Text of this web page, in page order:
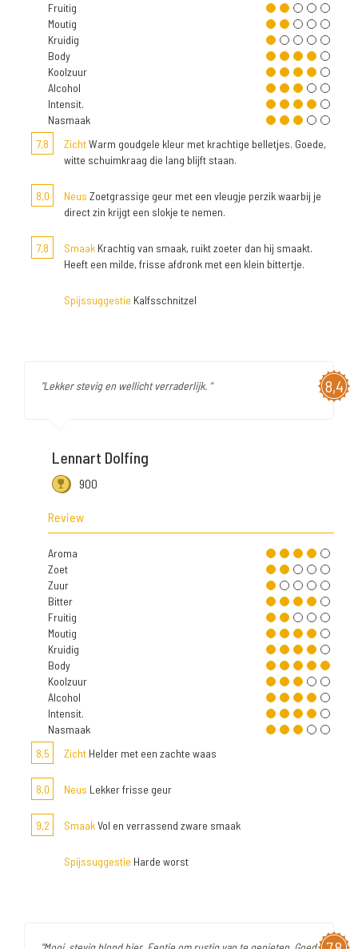
Fruitig
Moutig
Kruidig
Body
Koolzuur
Alcohol
Intensit.
Nasmaak
7,8
ZichtWarm goudgele kleur met krachtige belletjes. Goede,
witte schuimkraag die lang blijft staan.
8,0 Neus Zoetgrassige geur met een vleugje perzik waarbij je
direct zin krijgt een slokje te nemen.
7,8 Smaak Krachtig van smaak, ruikt zoeter dan hij smaakt.
Heeft een milde, frisse afdronk met een klein bittertje.
Spijssuggestie Kalfsschnitzel
8,4
"Lekker stevig en wellicht verraderlijk. "
Lennart Dolfing
900
Review
Aroma
Zoet
Zuur
Bitter
Fruitig
Moutig
Kruidig
Body
Koolzuur
Alcohol
Intensit.
Nasmaak
8,5
Zicht Helder met een zachte waas
8,0 Neus Lekker frisse geur
9,2 SmaakVol en verrassend zware smaak
Spijssuggestie Harde worst